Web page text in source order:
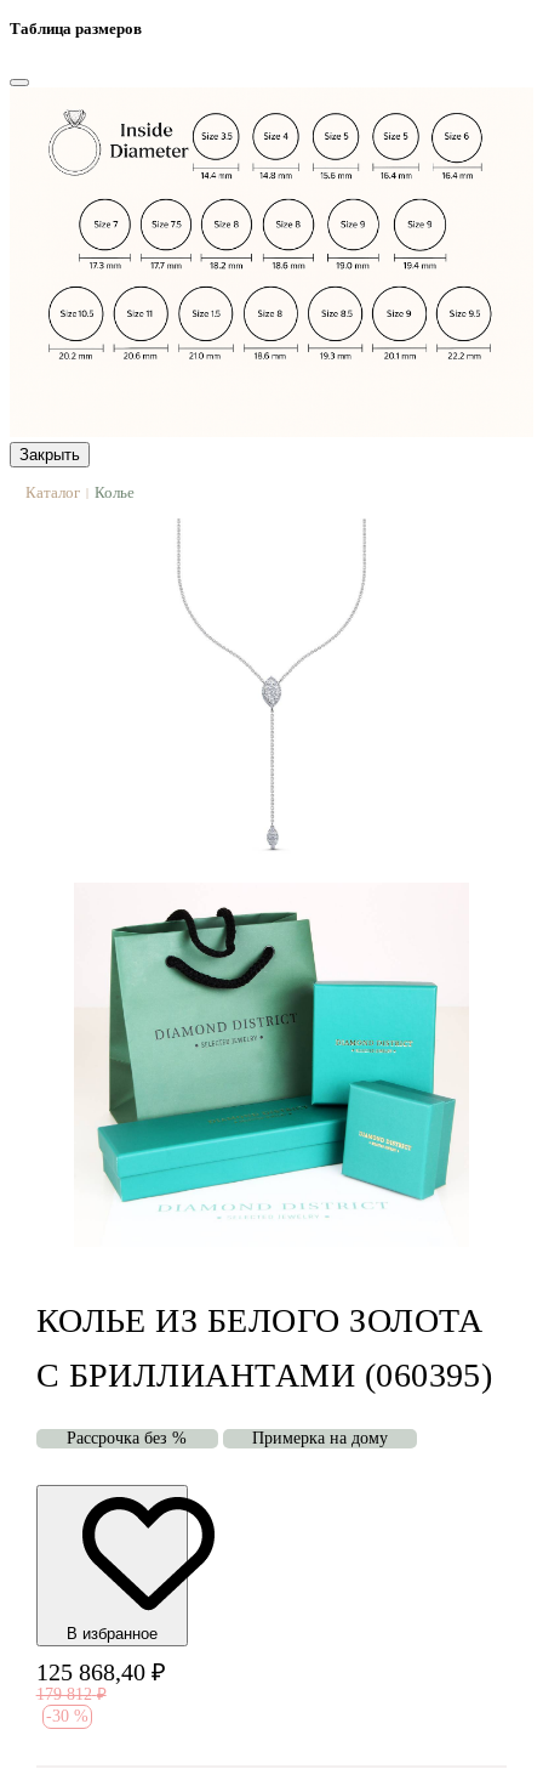
Таблица размеров
Закрыть
Каталог | Колье
КОЛЬЕ ИЗ БЕЛОГО ЗОЛОТА
С БРИЛЛИАНТАМИ (060395)
Рассрочка без % Примерка на дому
В избранноe
125 868,40 ₽
179 812 ₽
-30 %